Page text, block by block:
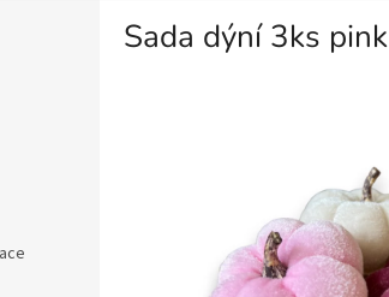
Sada dýní 3ks pink